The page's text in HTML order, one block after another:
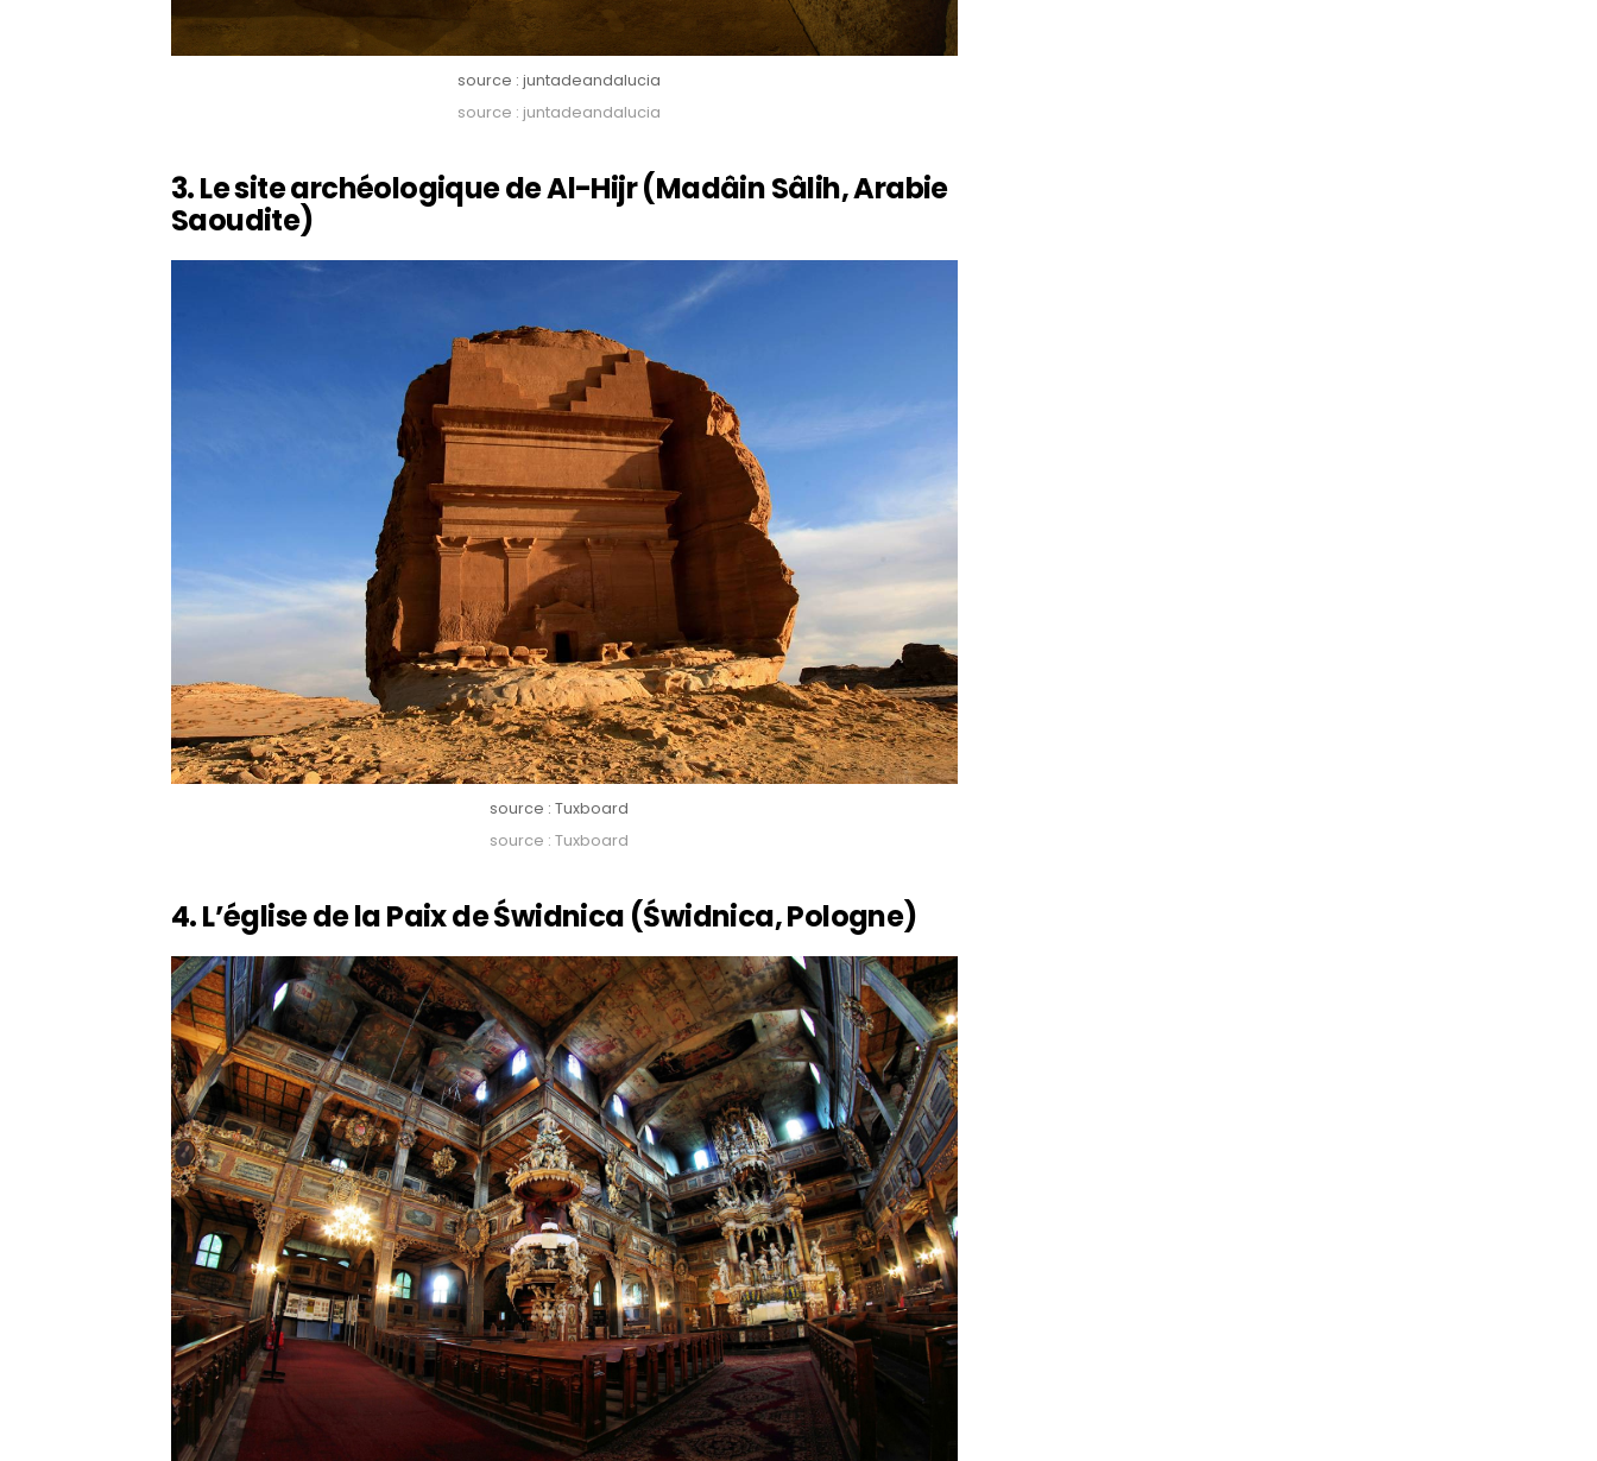
source : juntadeandalucia
source : juntadeandalucia
3. Le site archéologique de Al-Hijr (Madâin Sâlih, Arabie
Saoudite)
source : Tuxboard
source : Tuxboard
4. L’église de la Paix deŚwidnica (Świdnica, Pologne)